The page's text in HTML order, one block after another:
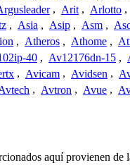
, Arit , Arlotto ,
, Asia , Asip , Asm ,
, Atheros , Athome ,
40 , Av12176dn-15 ,
, Avicam , Avidsen ,
, Avtron , Avue ,
aquí provienen de